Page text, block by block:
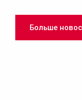
экраны и
и ветра — это не
🏗 В Улан-Удэ и
Больше